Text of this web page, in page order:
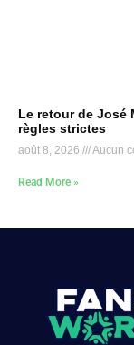
Le retour de José
règles strictes
août 8, 2026 Aucun
Read More »